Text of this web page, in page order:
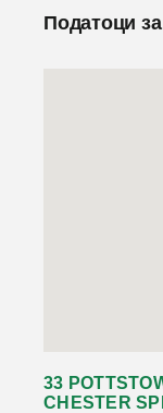
Податоци за
33
CHESTER